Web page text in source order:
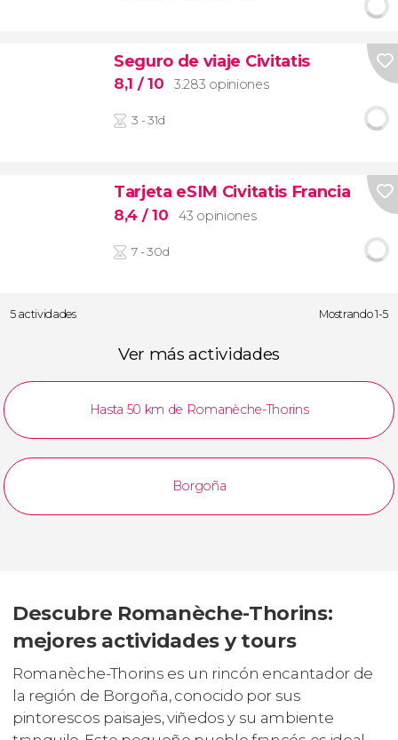
Seguro de viaje Civitatis
8,1 / 10 3.283 opiniones
3 - 31d
Tarjeta eSIM Civitatis Francia
8,4 / 10 43 opiniones
7 - 30d
5 actividades Mostrando 1-5
Ver más actividades
Hasta 50 km de Romanèche-Thorins
Borgoña
Descubre Romanèche-Thorins:
mejores actividades y tours
Romanèche-Thorins es un rincón encantador de
la región de Borgoña, conocido por sus
pintorescos paisajes, viñedos y su ambiente